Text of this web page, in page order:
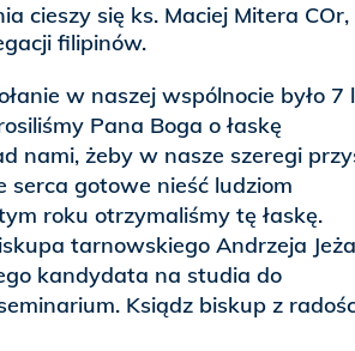
cieszy się ks. Maciej Mitera
filipinów.
w naszej wspólnocie było 7
Pana Boga o łaskę
nami, żeby w nasze szeregi
serca gotowe nieść ludziom
roku otrzymaliśmy tę łaskę.
tarnowskiego Andrzeja
kandydata na studia do
Ksiądz biskup z